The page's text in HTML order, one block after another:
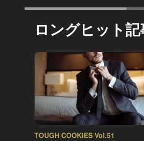
ロングヒット
TOUGH COOKIES Vol.51